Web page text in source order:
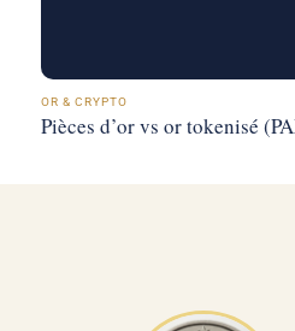
OR & CRYPTO
Pièces d’or vs or tokenisé